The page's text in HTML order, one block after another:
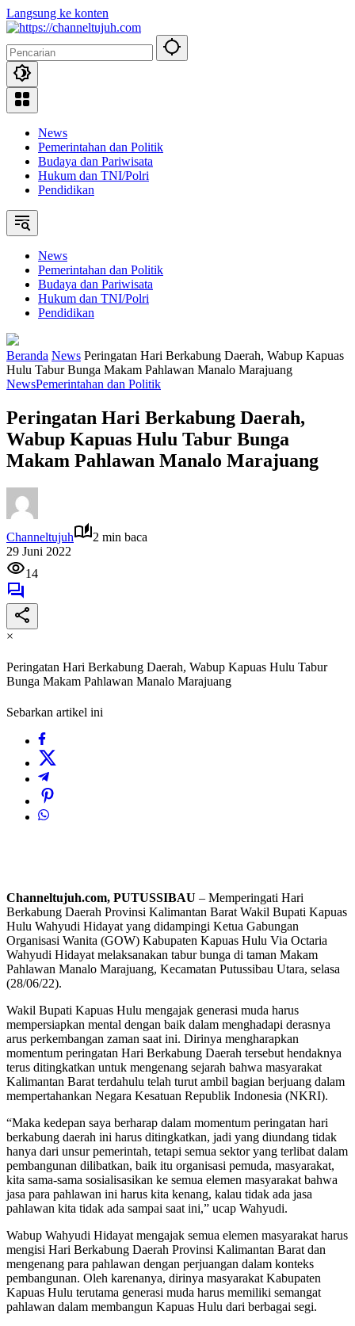
Langsung ke konten
News
Pemerintahan dan Politik
Budaya dan Pariwisata
Hukum dan TNI/Polri
Pendidikan
News
Pemerintahan dan Politik
Budaya dan Pariwisata
Hukum dan TNI/Polri
Pendidikan
Beranda News Peringatan Hari Berkabung Daerah, Wabup Kapuas
Hulu Tabur Bunga Makam Pahlawan Manalo Marajuang
NewsPemerintahan dan Politik
Peringatan Hari Berkabung Daerah,
Wabup Kapuas Hulu Tabur Bunga
Makam Pahlawan Manalo Marajuang
Channeltujuh
2 min baca
29 Juni 2022
14
×
Peringatan Hari Berkabung Daerah, Wabup Kapuas Hulu Tabur
Bunga Makam Pahlawan Manalo Marajuang
Sebarkan artikel ini
Channeltujuh.com, PUTUSSIBAU – Memperingati Hari
Berkabung Daerah Provinsi Kalimantan Barat Wakil Bupati Kapuas
Hulu Wahyudi Hidayat yang didampingi Ketua Gabungan
Organisasi Wanita (GOW) Kabupaten Kapuas Hulu Via Octaria
Wahyudi Hidayat melaksanakan tabur bunga di taman Makam
Pahlawan Manalo Marajuang, Kecamatan Putussibau Utara, selasa
(28/06/22).
Wakil Bupati Kapuas Hulu mengajak generasi muda harus
mempersiapkan mental dengan baik dalam menghadapi derasnya
arus perkembangan zaman saat ini. Dirinya mengharapkan
momentum peringatan Hari Berkabung Daerah tersebut hendaknya
terus ditingkatkan untuk mengenang sejarah bahwa masyarakat
Kalimantan Barat terdahulu telah turut ambil bagian berjuang dalam
mempertahankan Negara Kesatuan Republik Indonesia (NKRI).
“Maka kedepan saya berharap dalam momentum peringatan hari
berkabung daerah ini harus ditingkatkan, jadi yang diundang tidak
hanya dari unsur pemerintah, tetapi semua sektor yang terlibat dalam
pembangunan dilibatkan, baik itu organisasi pemuda, masyarakat,
kita sama-sama sosialisasikan ke semua elemen masyarakat bahwa
jasa para pahlawan ini harus kita kenang, kalau tidak ada jasa
pahlawan kita tidak ada sampai saat ini,” ucap Wahyudi.
Wabup Wahyudi Hidayat mengajak semua elemen masyarakat harus
mengisi Hari Berkabung Daerah Provinsi Kalimantan Barat dan
mengenang para pahlawan dengan perjuangan dalam konteks
pembangunan. Oleh karenanya, dirinya masyarakat Kabupaten
Kapuas Hulu terutama generasi muda harus memiliki semangat
pahlawan dalam membangun Kapuas Hulu dari berbagai segi.